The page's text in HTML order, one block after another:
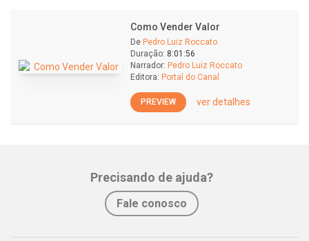
Como Vender Valor
De Pedro Luiz Roccato
Duração: 8:01:56
Narrador: Pedro Luiz Roccato
Editora: Portal do Canal
PREVIEW ver detalhes
Precisando de ajuda?
Fale conosco